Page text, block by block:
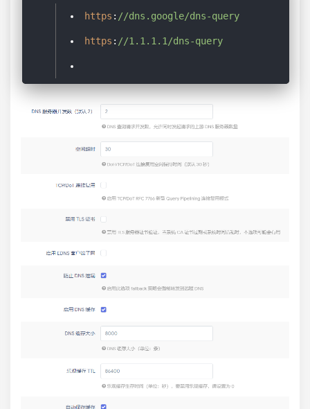
https : //dns.google/dns-query
https : //1.1.1.1/dns-query